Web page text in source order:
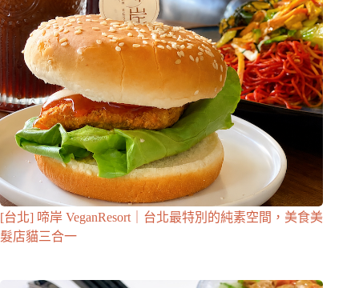
[台北] 啼岸 VeganResort｜台北最特別的純素空間，美食美
髮店貓三合一